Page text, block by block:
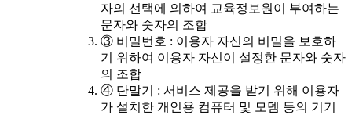
자의 선택에 의하여 교육정보원이 부여하는
문자와 숫자의 조합
③ 비밀번호 : 이용자 자신의 비밀을 보호하
기 위하여 이용자 자신이 설정한 문자와 숫자
의 조합
④ 단말기 : 서비스 제공을 받기 위해 이용자
가 설치한 개인용 컴퓨터 및 모뎀 등의 기기